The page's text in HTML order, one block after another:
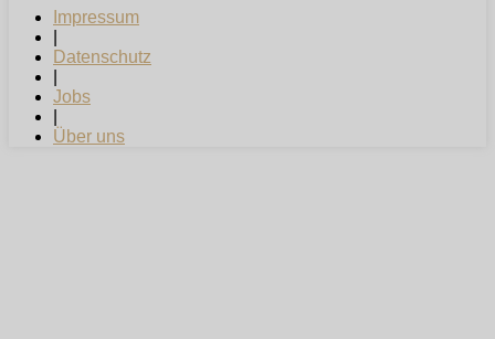
Impressum
Datenschutz
Jobs
Über uns